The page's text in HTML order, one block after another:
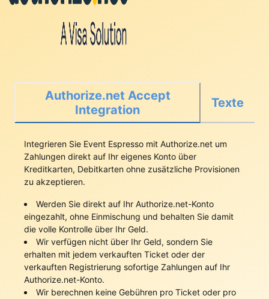
Authorize.net Accept
Integration
Texte
Integrieren Sie Event Espresso mit Authorize.net um
Zahlungen direkt auf Ihr eigenes Konto über
Kreditkarten, Debitkarten ohne zusätzliche Provisionen
zu akzeptieren.
Werden Sie direkt auf Ihr Authorize.net-Konto
eingezahlt, ohne Einmischung und behalten Sie damit
die volle Kontrolle über Ihr Geld.
Wir verfügen nicht über Ihr Geld, sondern Sie
erhalten mit jedem verkauften Ticket oder der
verkauften Registrierung sofortige Zahlungen auf Ihr
Authorize.net-Konto.
Wir berechnen keine Gebühren pro Ticket oder pro